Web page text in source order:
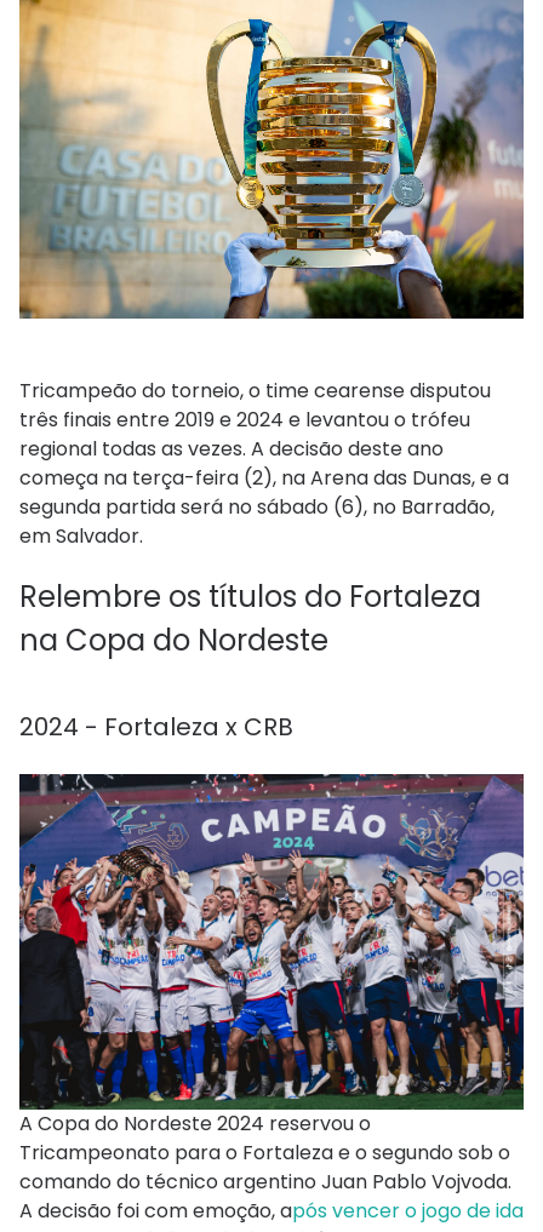
Tricampeão do torneio, o time cearense disputou
três finais entre 2019 e 2024 e levantou o trófeu
regional todas as vezes. A decisão deste ano
começa na terça-feira (2), na Arena das Dunas, e a
segunda partida será no sábado (6), no Barradão,
em Salvador.
Relembre os títulos do Fortaleza
na Copa do Nordeste
2024 - Fortaleza x CRB
A Copa do Nordeste 2024 reservou o
Tricampeonato para o Fortaleza e o segundo sob o
comando do técnico argentino Juan Pablo Vojvoda.
A decisão foi com emoção, após vencer o jogo de ida